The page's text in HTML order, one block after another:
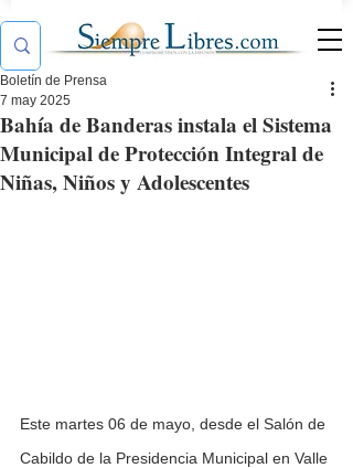
Bahía de Banderas instala el Sistema
Municipal de Protección Integral de
Niñas, Niños y Adolescentes
Boletín de Prensa
7 may 2025
Este martes 06 de mayo, desde el Salón de
Cabildo de la Presidencia Municipal en Valle